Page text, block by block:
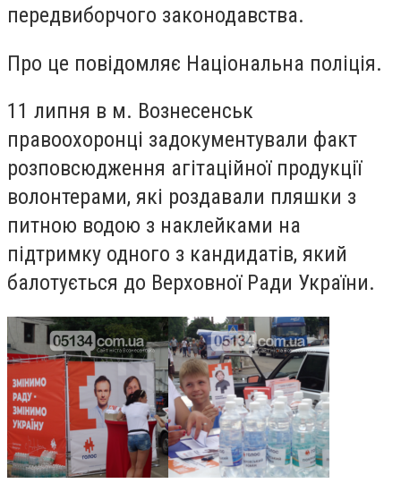
передвиборчого законодавства.
Про це повідомляє Національна поліція.
11 липня в м. Вознесенськ
правоохоронці задокументували факт
розповсюдження агітаційної продукції
волонтерами, які роздавали пляшки з
питною водою з наклейками на
підтримку одного з кандидатів, який
балотується до Верховної Ради України.